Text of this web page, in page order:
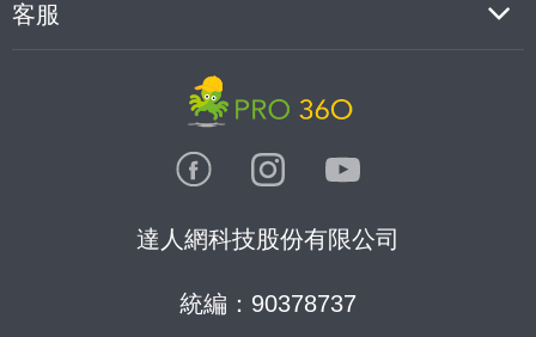
客服
達人網科技股份有限公司
統編：90378737